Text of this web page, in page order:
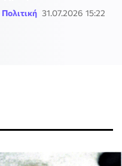
Πολιτική 31.07.2026 15:22